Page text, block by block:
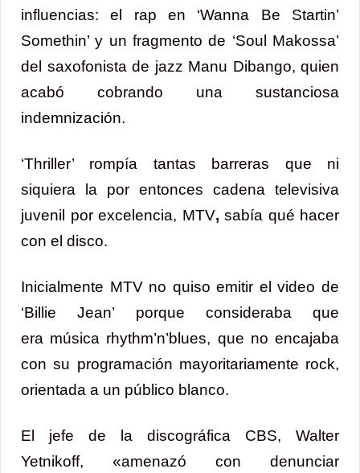
influencias: el rap en ‘Wanna Be Startin’
Somethin’ y un fragmento de ‘Soul Makossa’
del saxofonista de jazz Manu Dibango, quien
acabó cobrando una sustanciosa
indemnización.
‘Thriller’ rompía tantas barreras que ni
siquiera la por entonces cadena televisiva
juvenil por excelencia, MTV, sabía qué hacer
con el disco.
Inicialmente MTV no quiso emitir el video de
‘Billie Jean’ porque consideraba que
era música rhythm’n’blues, que no encajaba
con su programación mayoritariamente rock,
orientada a un público blanco.
El jefe de la discográfica CBS, Walter
Yetnikoff, «amenazó con denunciar